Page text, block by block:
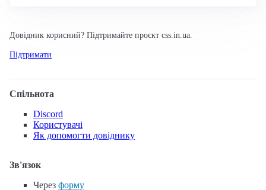
Довідник корисний? Підтримайте проєкт css.in.ua.
Підтримати
Спільнота
Discord
Користувачі
Як допомогти довіднику
Зв'язок
Через форму